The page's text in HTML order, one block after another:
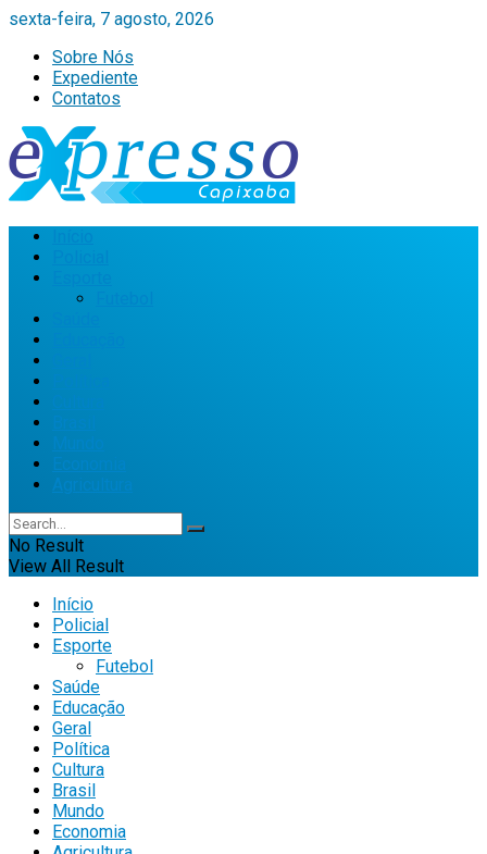
sexta-feira, 7 agosto, 2026
Sobre Nós
Expediente
Contatos
Agricultura
No Result
View All Result
Início
Policial
Esporte
Futebol
Saúde
Educação
Geral
Política
Cultura
Brasil
Mundo
Economia